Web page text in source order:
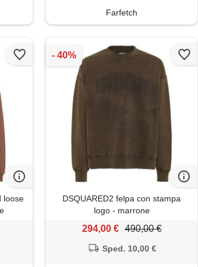
Farfetch
loose
DSQUARED2 felpa con stampa
logo - marrone
294,00 € 490,00 €
Sped. 10,00 €